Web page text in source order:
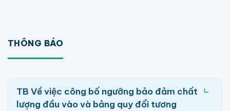
THÔNG BÁO
TB Về việc công bố ngưỡng bảo đảm chất
lượng đầu vào và bảng quy đổi tương